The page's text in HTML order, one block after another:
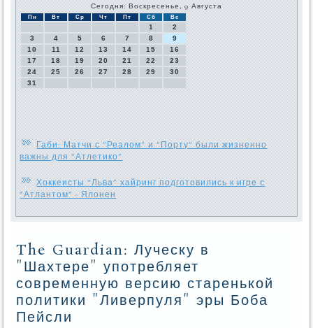
Сегодня: Воскресенье, 9 Августа
Пн Вт Ср Чт Пт Сб Вс
1
2
3
4 5 6 7 8
9
10
11 12 13 14 15
16
17
18 19 20 21 22
23
24
25 26 27 28 29
30
31
Габи: Матчи с "Реалом" и "Порту" были жизненно
важны для "Атлетико"
Хоккеисты "Льва" хайринг подготовились к игре с
"Атлантом" - Ялонен
The Guardian: Луческу в
"Шахтере" употребляет
современную версию старенькой
политики "Ливерпуля" эры Боба
Пейсли